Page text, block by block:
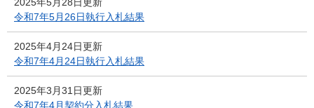
令和7年5月26日執行入札結果
2025年4月24日更新
令和7年4月24日執行入札結果
2025年3月31日更新
令和7年4月契約分入札結果